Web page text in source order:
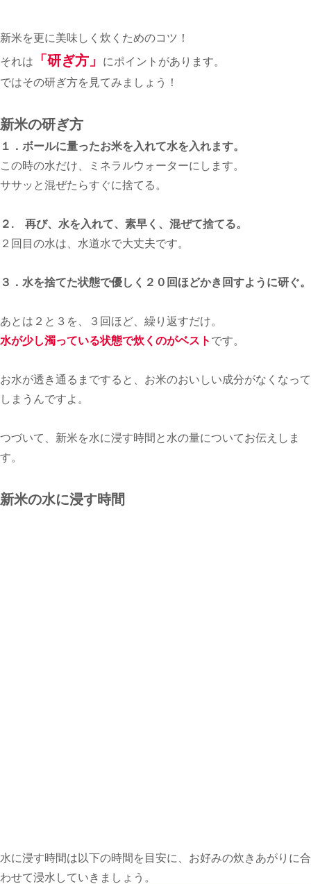
新米を更に美味しく炊くためのコツ！
それは
「研ぎ方」
にポイントがあります。
ではその研ぎ方を見てみましょう！
新米の研ぎ方
１．ボールに量ったお米を入れて水を入れます。
この時の水だけ、ミネラルウォーターにします。
ササッと混ぜたらすぐに捨てる。
２. 再び、水を入れて、素早く、混ぜて捨てる。
２回目の水は、水道水で大丈夫です。
３．水を捨てた状態で優しく２０回ほどかき回すように研ぐ。
あとは２と３を、３回ほど、繰り返すだけ。
水が少し濁っている状態で炊くのがベスト です。
お水が透き通るまですると、お米のおいしい成分がなくなって
しまうんですよ。
つづいて、新米を水に浸す時間と水の量についてお伝えしま
す。
新米の水に浸す時間
水に浸す時間は以下の時間を目安に、お好みの炊きあがりに合
わせて浸水していきましょう。